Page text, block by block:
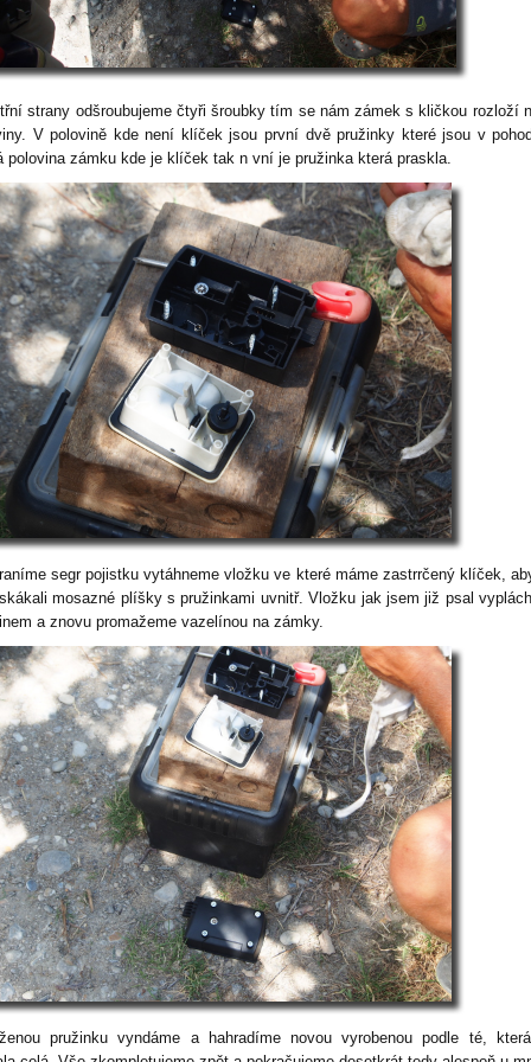
strany odšroubujeme čtyři šroubky tím se nám zámek s kličkou rozloží
V polovině kde není klíček jsou první dvě pružinky které jsou v
polovina zámku kde je klíček tak n vní je pružinka která praskla.
segr pojistku vytáhneme vložku ve které máme zastrrčený klíček,
mosazné plíšky s pružinkami uvnitř. Vložku jak jsem již psal
a znovu promažeme vazelínou na zámky.
pružinku vyndáme a hahradíme novou vyrobenou podle té,